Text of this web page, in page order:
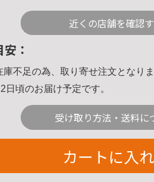
近くの店舗を確認
：
庫不足の為、取り寄せ注文となりま
日頃のお届け予定です。
受け取り方法・送料に
カートに入